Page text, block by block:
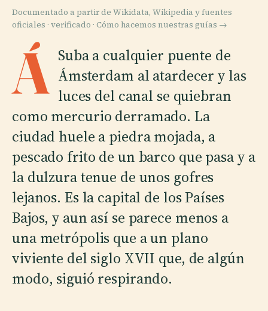
Documentado a partir de Wikidata, Wikipedia y fuentes
oficiales · verificado · Cómo hacemos nuestras guías →
Á Suba a cualquier puente de
Ámsterdam al atardecer y las
luces del canal se quiebran
como mercurio derramado. La
ciudad huele a piedra mojada, a
pescado frito de un barco que pasa y a
la dulzura tenue de unos gofres
lejanos. Es la capital de los Países
Bajos, y aun así se parece menos a
una metrópolis que a un plano
viviente del siglo XVII que, de algún
modo, siguió respirando.